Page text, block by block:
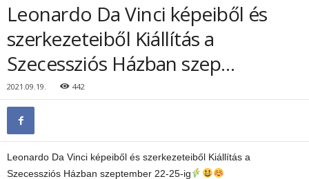
Leonardo Da Vinci képeiből és
szerkezeteiből Kiállítás a
Szecessziós Házban szep…
2021.09.19. 442
Leonardo Da Vinci képeiből és szerkezeteiből Kiállítás a
Szecessziós Házban szeptember 22-25-ig